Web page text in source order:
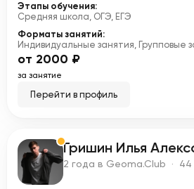
Этапы обучения:
Средняя школа, ОГЭ, ЕГЭ
Форматы занятий:
Индивидуальные занятия, Групповые
от 2000 ₽
за занятие
Перейти в профиль
Г Гришин Илья
2 года в Geoma.Club · 44